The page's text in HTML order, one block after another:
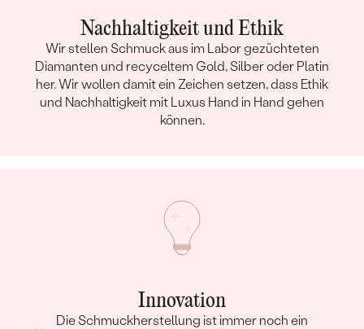
Nachhaltigkeit und Ethik
Wir stellen Schmuck aus im Labor gezüchteten
Diamanten und recyceltem Gold, Silber oder Platin
her. Wir wollen damit ein Zeichen setzen, dass Ethik
und Nachhaltigkeit mit Luxus Hand in Hand gehen
können.
Innovation
Die Schmuckherstellung ist immer noch ein